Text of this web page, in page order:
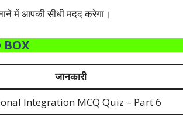
में आपकी सीधी मदद करेगा।
BOX
जानकारी
Integration MCQ Quiz – Part 6